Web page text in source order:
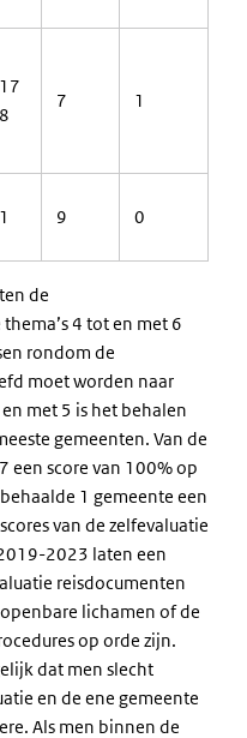
17
8
7 1
1 9 0
de
4 tot en met 6
rondom de
moet worden naar
met 5 is het behalen
gemeenten. Van de
een score van 100% op
1 gemeente een
van de zelfevaluatie
2023 laten een
reisdocumenten
lichamen of de
op orde zijn.
dat men slecht
en de ene gemeente
Als men binnen de